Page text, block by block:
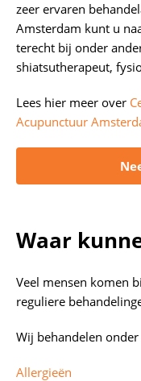
zeer ervaren
Amsterdam kunt u
terecht bij onder
shiatsutherapeut,
Lees hier meer over
Acupunctuur
Waar
Veel mensen komen
reguliere
Wij behandelen onder
Allergieën